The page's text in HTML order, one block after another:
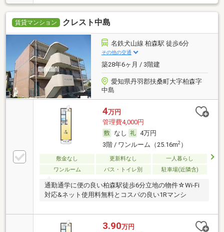
賃貸マンション クレスト中島
名鉄犬山線 柏森駅 徒歩6分
その他の交通
築28年6ヶ月 / 3階建
愛知県丹羽郡扶桑町大字柏森字
中島
4万円
管理費4,000円
なし
4万円
3階 / ワンルーム（25.16m2）
敷金なし 更新料なし
一人暮らし
ワンルーム
バス・トイレ別 駐車場(近隣含)
通勤通学に便の良い柏森駅徒歩6分立地の物件☆Wi-Fi
対応&ネット使用料無料とコスパの良い1Rマンシ
3.90万円